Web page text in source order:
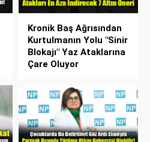
Kronik Baş Ağrısından
Kurtulmanın Yolu "Sinir
Blokajı" Yaz Ataklarına
Çare Oluyor